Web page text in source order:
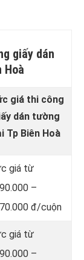
giấy dán
Hoà
giá thi công
dán tường
Tp Biên Hoà
giá từ
–
đ/cuộn
giá từ
–